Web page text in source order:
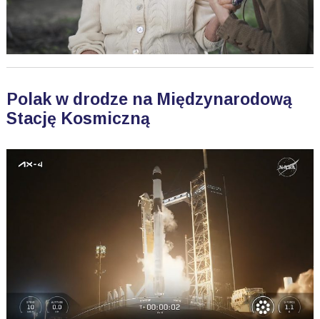
Polak w drodze na Międzynarodową
Stację Kosmiczną